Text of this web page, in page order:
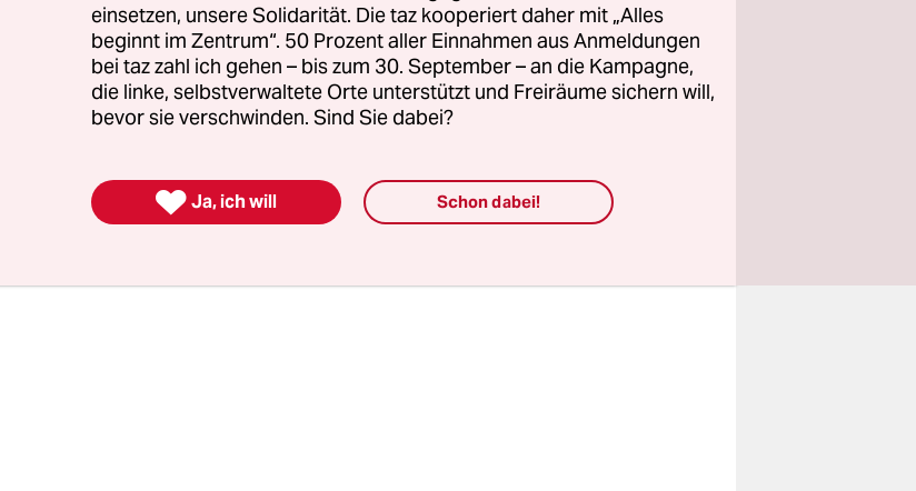
– hat Pelham doch die Musikszene nicht nur durch
auch mit Talenten wie Cassandra Steen bereichert.
der Castingshow sei aber etwas ganz anderes als
wie er sie bisher im Rahmen des eigenen
einsetzen, unsere Solidarität. Die taz kooperiert daher mit „Alles
beginnt im Zentrum“. 50 Prozent aller Einnahmen aus Anmeldungen
bei taz zahl ich gehen – bis zum 30. September – an die Kampagne,
die linke, selbstverwaltete Orte unterstützt und Freiräume sichern will,
bevor sie verschwinden. Sind Sie dabei?
 Ja, ich will Schon dabei!